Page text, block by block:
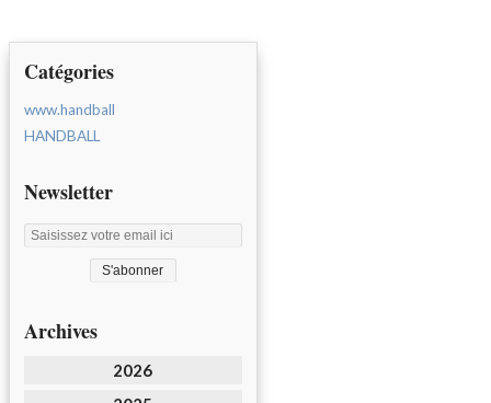
Catégories
www.handball
HANDBALL
Newsletter
Archives
2026